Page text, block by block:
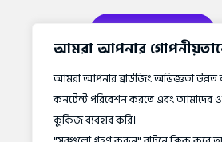
আমরা আপনার
আমরা আপনার ব্রাউজিং অভিজ্ঞতা উন্নত
কনটেন্ট পরিবেশন করতে এবং আমাদের
কুকিজ ব্যবহার করি।